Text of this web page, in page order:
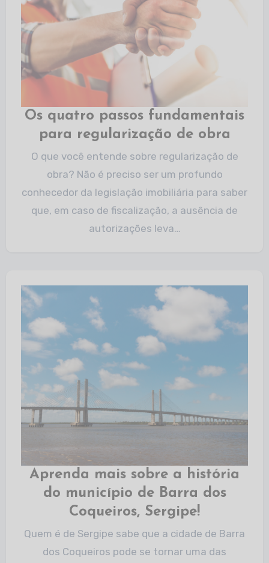
Os quatro passos fundamentais
para regularização de obra
O que você entende sobre regularização de
obra? Não é preciso ser um profundo
conhecedor da legislação imobiliária para saber
que, em caso de fiscalização, a ausência de
autorizações leva…
Aprenda mais sobre a história
do município de Barra dos
Coqueiros, Sergipe!
Quem é de Sergipe sabe que a cidade de Barra
dos Coqueiros pode se tornar uma das